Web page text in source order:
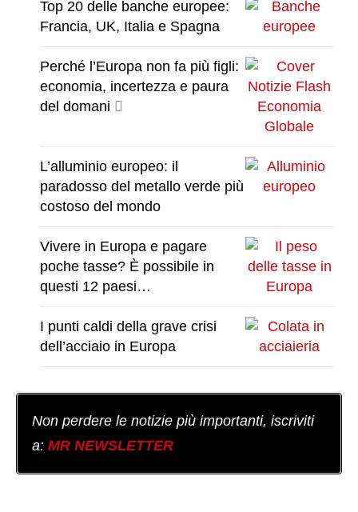
Top 20 delle banche europee:
Francia, UK, Italia e Spagna
Perché l’Europa non fa più figli:
economia, incertezza e paura
del domani
L’alluminio europeo: il
paradosso del metallo verde più
costoso del mondo
Vivere in Europa e pagare
poche tasse? È possibile in
questi 12 paesi…
I punti caldi della grave crisi
dell’acciaio in Europa
Non perdere le notizie più importanti, iscriviti
a: MR NEWSLETTER